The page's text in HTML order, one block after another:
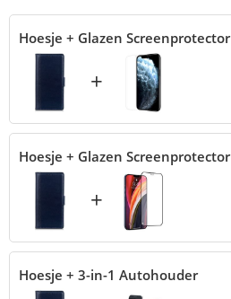
Hoesje + Glazen Screenprotector
+
Hoesje + Glazen Screenprotector
+
Hoesje + 3-in-1 Autohouder